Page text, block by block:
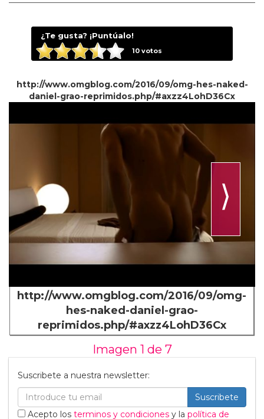
¿Te gusta? ¡Puntúalo!
10votos
http://www.omgblog.com/2016/09/omg-hes-naked-
daniel-grao-reprimidos.php/#axzz4LohD36Cx
⟩
http://www.omgblog.com/2016/09/omg-
hes-naked-daniel-grao-
reprimidos.php/#axzz4LohD36Cx
Imagen 1 de 7
Suscribete a nuestra newsletter:
Suscribete
Acepto los terminos y condiciones y la política de